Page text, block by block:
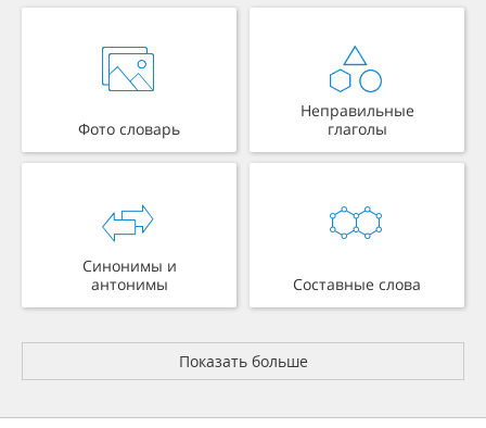
Фото словарь
Неправильные
глаголы
Синонимы и
антонимы
Составные слова
Показать больше